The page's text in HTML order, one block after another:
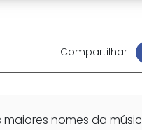
Compartilhar
maiores nomes da